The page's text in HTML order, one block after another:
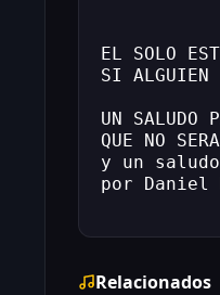
EL SOLO
SI ALGUIEN
UN SALUDO
QUE NO
y un
por Daniel
Relacionados